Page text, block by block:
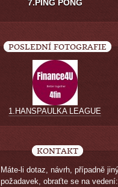
7.PING PONG
POSLEDNÍ FOTOGRAFIE
1.HANSPAULKA LEAGUE
KONTAKT
Máte-li dotaz, návrh, případně
požadavek, obraťte se na vedení: